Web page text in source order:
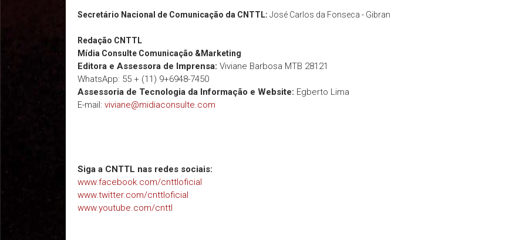
Secretário Nacional de Comunicação da CNTTL: José Carlos da Fonseca - Gibran
Redação CNTTL
Mídia Consulte Comunicação &Marketing
Editora e Assessora de Imprensa: Viviane Barbosa MTB 28121
WhatsApp: 55 + (11) 9+6948-7450
Assessoria de Tecnologia da Informação e Website: Egberto Lima
E-mail: viviane@midiaconsulte.com
Siga a CNTTL nas redes sociais:
www.facebook.com/cnttloficial
www.twitter.com/cnttloficial
www.youtube.com/cnttl